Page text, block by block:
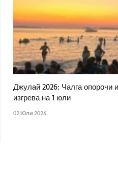
Джулай 2026: Чалга опорочи
изгрева на 1 юли
02 Юли 2026